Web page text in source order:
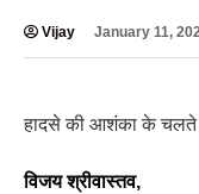
Vijay January 11,
हादसे की आशंका के चलते
विजय श्रीवास्तव,